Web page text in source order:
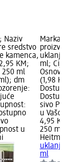
Naziv
sredstvo
kamenca,
KM;
250 ml
dm
u
Marka:
ml;
(1,98
sivo
u Vašoj
4,95 KM
250 ml
ml